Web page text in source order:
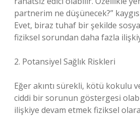
partnerim ne düşünecek?”
Evet, biraz tuhaf bir şekilde
fiziksel sorundan daha fazla
2. Potansiyel Sağlık Riskleri
Eğer akıntı sürekli, kötü kokulu
ciddi bir sorunun göstergesi
ilişkiye devam etmek fiziksel